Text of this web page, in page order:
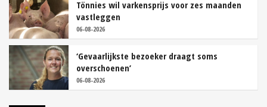
Tönnies wil varkensprijs voor zes maanden
vastleggen
06-08-2026
‘Gevaarlijkste bezoeker draagt soms
overschoenen’
06-08-2026